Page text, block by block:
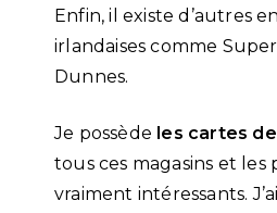
Enfin, il existe d’autres
irlandaises comme
Dunnes.
Je possède les cartes
tous ces magasins et les
vraiment intéressants.